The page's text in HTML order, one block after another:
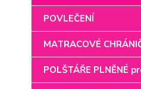
POVLEČENÍ
MATRACOVÉ
POLŠTÁŘE PLNĚNÉ